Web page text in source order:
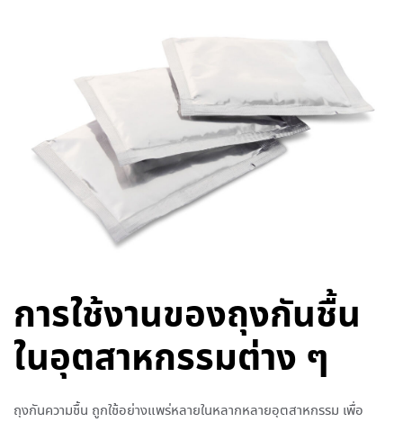
การใช้งานของถุงกันชื้น
ในอุตสาหกรรมต่าง ๆ
ถุงกันความชื้น ถูกใช้อย่างแพร่หลายในหลากหลายอุตสาหกรรม เพื่อ